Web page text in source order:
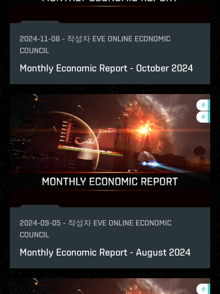
2024-11-08 - 작성자 EVE ONLINE ECONOMIC
COUNCIL
Monthly Economic Report - October 2024
#
#
2024-09-05 - 작성자 EVE ONLINE ECONOMIC
COUNCIL
Monthly Economic Report - August 2024
#